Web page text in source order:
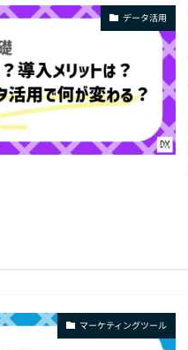
データ活用
マーケティングツール